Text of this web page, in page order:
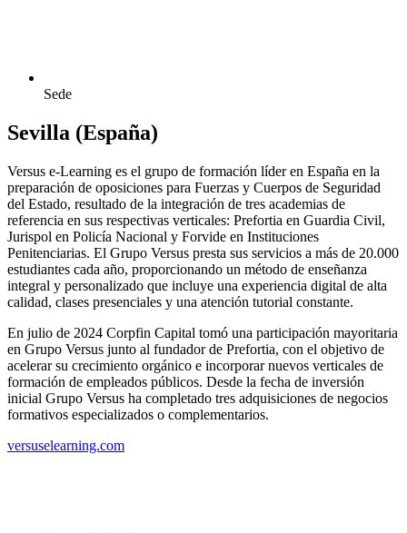
Sede
Sevilla (España)
Versus e-Learning es el grupo de formación líder en España en la
preparación de oposiciones para Fuerzas y Cuerpos de Seguridad
del Estado, resultado de la integración de tres academias de
referencia en sus respectivas verticales: Prefortia en Guardia Civil,
Jurispol en Policía Nacional y Forvide en Instituciones
Penitenciarias. El Grupo Versus presta sus servicios a más de 20.000
estudiantes cada año, proporcionando un método de enseñanza
integral y personalizado que incluye una experiencia digital de alta
calidad, clases presenciales y una atención tutorial constante.
En julio de 2024 Corpfin Capital tomó una participación mayoritaria
en Grupo Versus junto al fundador de Prefortia, con el objetivo de
acelerar su crecimiento orgánico e incorporar nuevos verticales de
formación de empleados públicos. Desde la fecha de inversión
inicial Grupo Versus ha completado tres adquisiciones de negocios
formativos especializados o complementarios.
versuselearning.com